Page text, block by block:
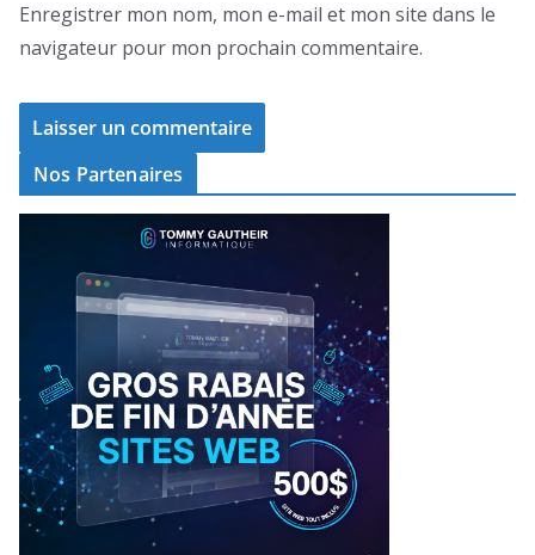
Enregistrer mon nom, mon e-mail et mon site dans le
navigateur pour mon prochain commentaire.
Nos Partenaires